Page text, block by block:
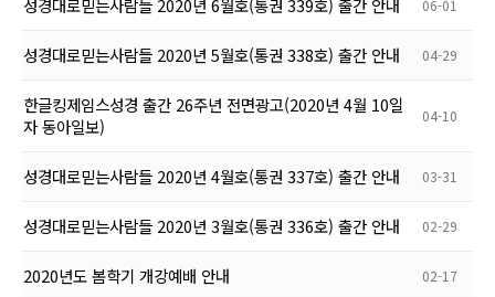
성경대로믿는사람들 2020년 6월호(통권 339호) 출간 안내 06-01
성경대로믿는사람들 2020년 5월호(통권 338호) 출간 안내 04-29
한글킹제임스성경 출간 26주년 전면광고(2020년 4월 10일
자 동아일보)
04-10
성경대로믿는사람들 2020년 4월호(통권 337호) 출간 안내 03-31
성경대로믿는사람들 2020년 3월호(통권 336호) 출간 안내 02-29
2020년도 봄학기 개강예배 안내 02-17